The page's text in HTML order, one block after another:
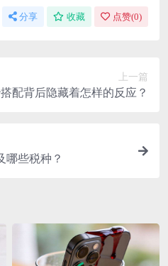
分享 收藏 点赞(0)
上一篇
配背后隐藏着怎样的反应？
哪些税种？